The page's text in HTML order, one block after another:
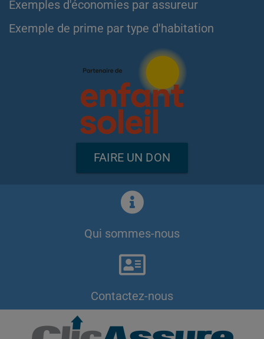
Exemples d'économies par assureur
Exemple de prime par type d'habitation
FAIRE UN DON
Qui sommes-nous
Contactez-nous